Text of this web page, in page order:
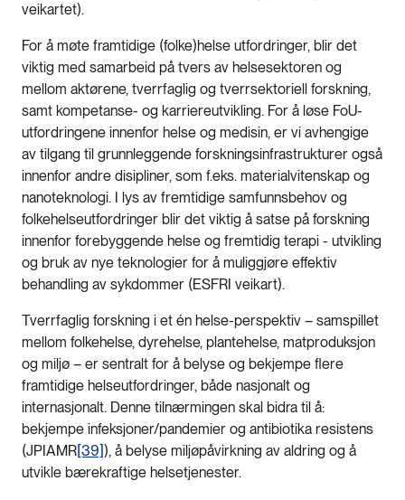
veikartet).
For å møte framtidige (folke)helse utfordringer, blir det
viktig med samarbeid på tvers av helsesektoren og
mellom aktørene, tverrfaglig og tverrsektoriell forskning,
samt kompetanse- og karriereutvikling. For å løse FoU-
utfordringene innenfor helse og medisin, er vi avhengige
av tilgang til grunnleggende forskningsinfrastrukturer også
innenfor andre disipliner, som f.eks. materialvitenskap og
nanoteknologi. I lys av fremtidige samfunnsbehov og
folkehelseutfordringer blir det viktig å satse på forskning
innenfor forebyggende helse og fremtidig terapi - utvikling
og bruk av nye teknologier for å muliggjøre effektiv
behandling av sykdommer (ESFRI veikart).
Tverrfaglig forskning i et én helse-perspektiv – samspillet
mellom folkehelse, dyrehelse, plantehelse, matproduksjon
og miljø – er sentralt for å belyse og bekjempe flere
framtidige helseutfordringer, både nasjonalt og
internasjonalt. Denne tilnærmingen skal bidra til å:
bekjempe infeksjoner/pandemier og antibiotika resistens
(JPIAMR[39]), å belyse miljøpåvirkning av aldring og å
utvikle bærekraftige helsetjenester.